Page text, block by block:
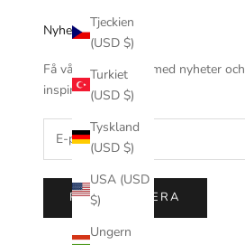
Tjeckien
(USD $)
Turkiet
(USD $)
Tyskland
(USD $)
USA (USD
$)
Ungern
Nyhetsbrev
Få vårt nyhetsbrev med nyheter och
inspiration.
PRENUMERERA